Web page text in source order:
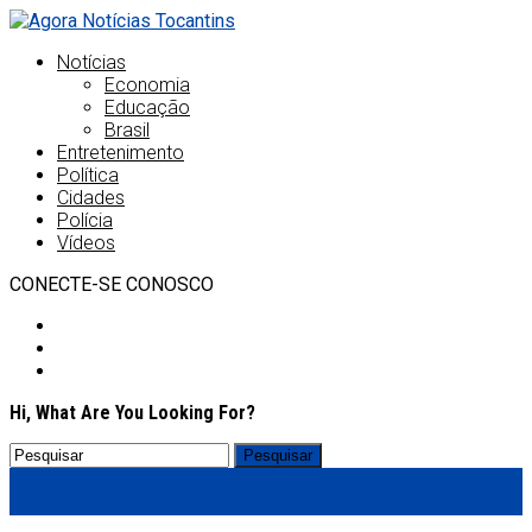
Notícias
Economia
Educação
Brasil
Entretenimento
Política
Cidades
Polícia
Vídeos
CONECTE-SE CONOSCO
Hi, What Are You Looking For?